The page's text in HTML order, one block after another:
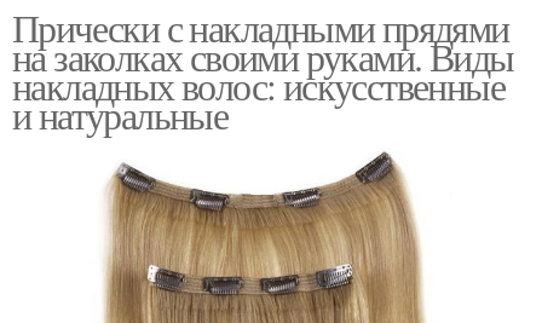
Прически с накладными прядями
на заколках своими руками. Виды
накладных волос: искусственные
и натуральные